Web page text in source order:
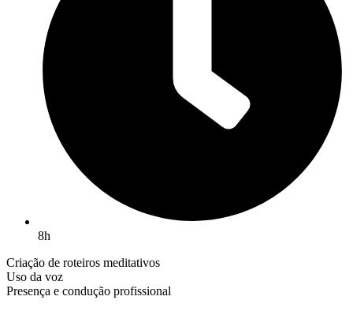
8h
Criação de roteiros meditativos
Uso da voz
Presença e condução profissional